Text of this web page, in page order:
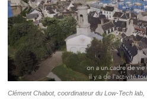
Clément Chabot, coordinateur du Low-Tech